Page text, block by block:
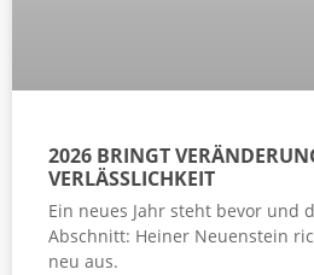
2026 BRINGT
VERLÄSSLICHKEIT
Ein neues Jahr steht bevor und
Abschnitt: Heiner Neuenstein
neu aus.